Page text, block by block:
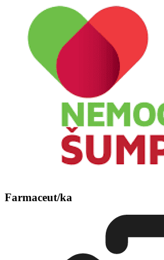
Farmaceut/ka